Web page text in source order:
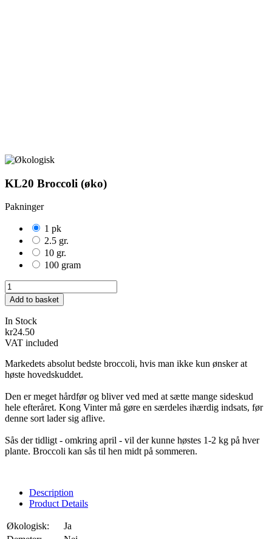
KL20 Broccoli (øko)
Pakninger
1 pk
2.5 gr.
10 gr.
100 gram
Add to basket
In Stock
kr24.50
VAT included
Markedets absolut bedste broccoli, hvis man ikke kun ønsker at
høste hovedskuddet.
Den er meget hårdfør og bliver ved med at sætte mange sideskud
hele efteråret. Kong Vinter må gøre en særdeles ihærdig indsats, før
denne sort lader sig aflive.
Sås der tidligt - omkring april - vil der kunne høstes 1-2 kg på hver
plante. Broccoli kan sås til hen midt på sommeren.
Description
Product Details
Økologisk:
Ja